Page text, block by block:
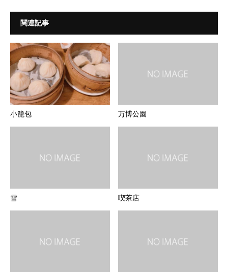
関連記事
小籠包 万博公園
雪 喫茶店